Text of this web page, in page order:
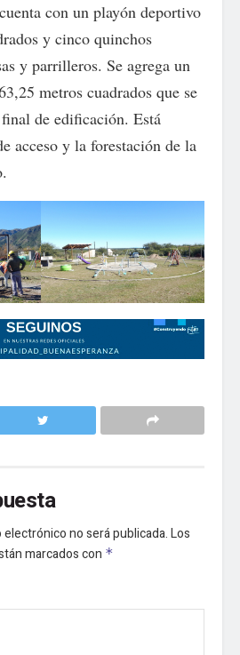
con un playón deportivo
y cinco quinchos
y parrilleros. Se agrega un
metros cuadrados que se
de edificación. Está
acceso y la forestación de la
no será publicada.Los
marcados con *